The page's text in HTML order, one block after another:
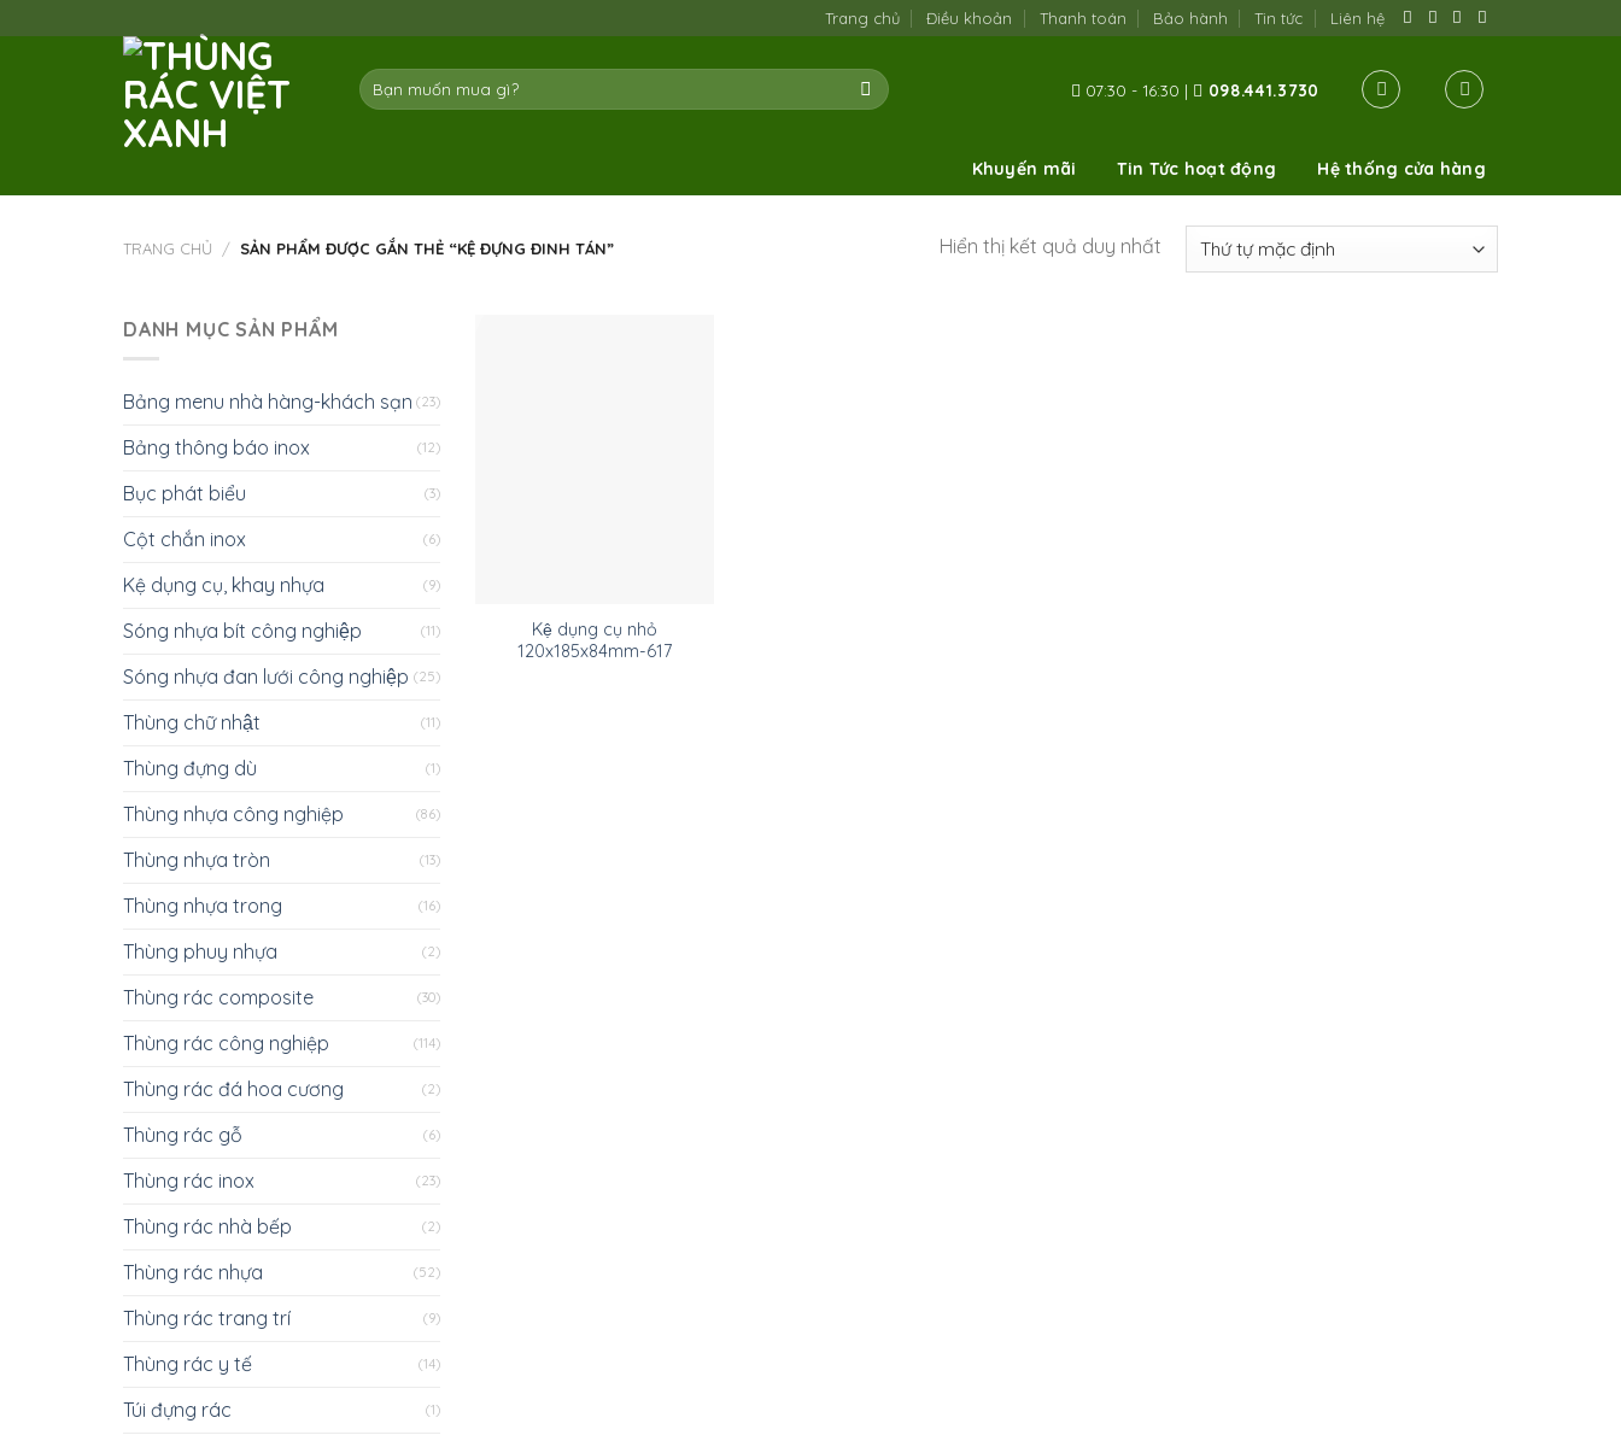
to
Trang chủ Điều khoản Thanh toán Bảo hành Tin tức Liên hệ
Tìm
kiếm:
07:30 - 16:30 | 098.441.3730
Khuyến mãi Tin Tức hoạt động Hệ thống cửa hàng
TRANG CHỦ / SẢN PHẨM ĐƯỢC GẮN THẺ “KỆ ĐỰNG ĐINH TÁN” Hiển thị kết quả duy nhất
DANH MỤC SẢN PHẨM
Bảng menu nhà hàng-khách sạn (23)
Bảng thông báo inox (12)
Bục phát biểu (3)
Cột chắn inox (6)
Kệ dụng cụ, khay nhựa (9)
Sóng nhựa bít công nghiệp (11)
Sóng nhựa đan lưới công nghiệp (25)
Thùng chữ nhật (11)
Thùng đựng dù (1)
Thùng nhựa công nghiệp (86)
Thùng nhựa tròn (13)
Thùng nhựa trong (16)
Thùng phuy nhựa (2)
Thùng rác composite (30)
Thùng rác công nghiệp (114)
Thùng rác đá hoa cương (2)
Thùng rác gỗ (6)
Thùng rác inox (23)
Thùng rác nhà bếp (2)
Thùng rác nhựa (52)
Thùng rác trang trí (9)
Thùng rác y tế (14)
Túi đựng rác (1)
Kệ dụng cụ nhỏ
120x185x84mm-617